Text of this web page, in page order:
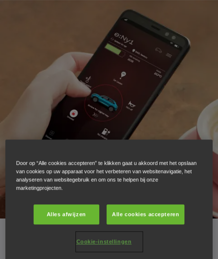
Klimaat- en laadbeheer*
Door op “Alle cookies accepteren” te klikken gaat u akkoord met het opslaan
van cookies op uw apparaat voor het verbeteren van websitenavigatie, het
analyseren van websitegebruik en om ons te helpen bij onze
marketingprojecten.
Alles afwijzen Alle cookies accepteren
Cookie-instellingen